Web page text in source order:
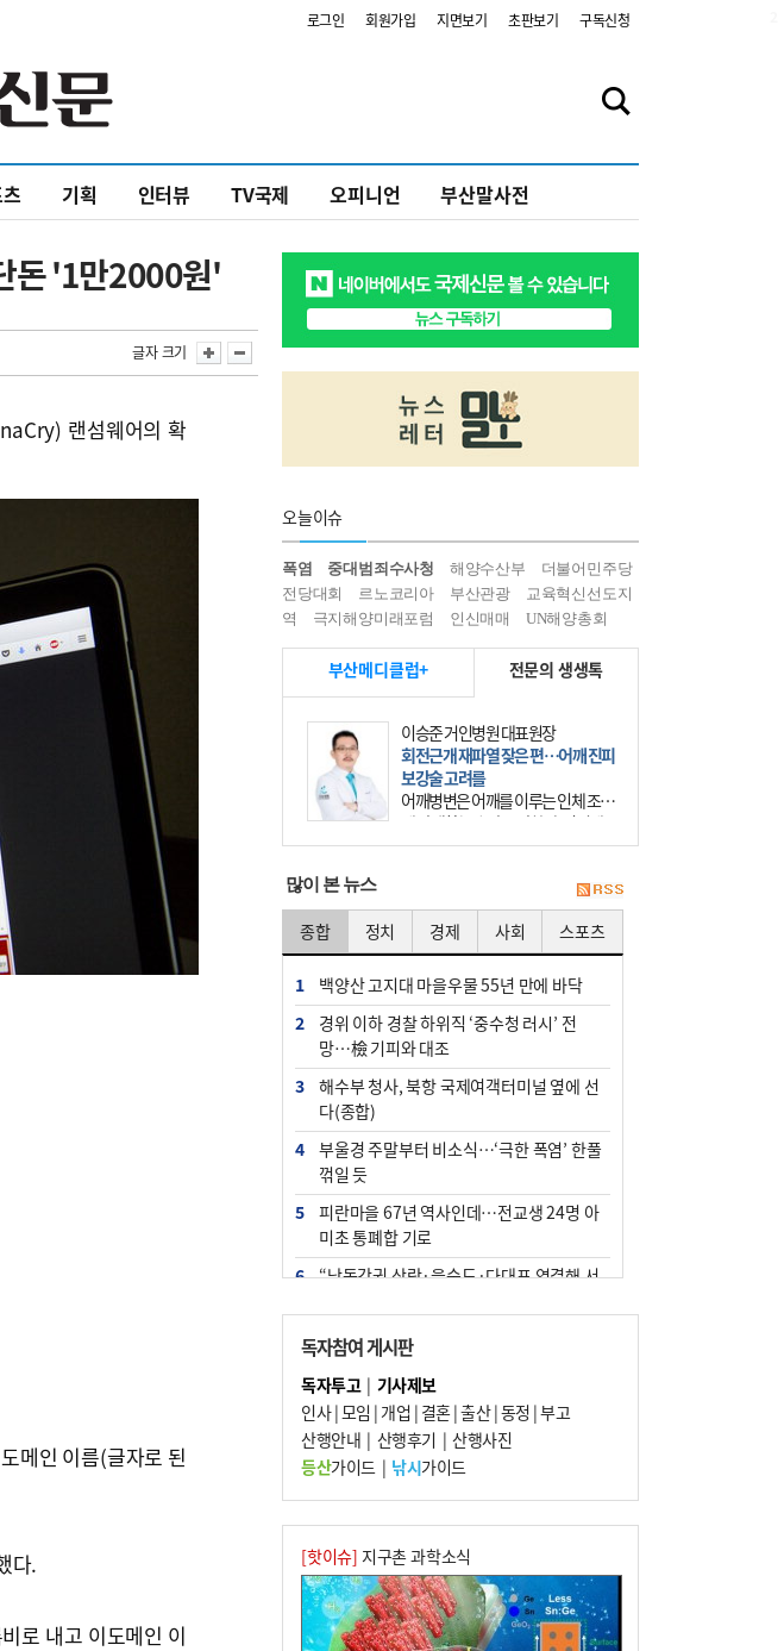
로그인 회원가입 지면보기 초판보기 구독신청
기획 인터뷰 TV국제 오피니언 부산말사전
돈 '1만2000원'
글자 크기
랜섬웨어의 확
메인 이름(글자로 된
다.
로 내고 이도메인 이
오늘이슈
폭염 중대범죄수사청 해양수산부
더불어민주당
전당대회
르노코리아 부산관광
교육혁신선도지
역
극지해양미래포럼 인신매매 UN해양총회
부산메디클럽+ 전문의 생생톡
이승준 거인병원 대표원장
회전근개 재파열 잦은 편…어깨 진피
보강술 고려를
어깨병변은 어깨를 이루는 인체 조직
에 발생하는 손상을 말한다. 여기에
는 오십견과 회전근개 증후군, 어깨
많이 본 뉴스
종합 정치 경제 사회 스포츠
1
백양산 고지대 마을우물 55년 만에 바닥
2
경위 이하 경찰 하위직 ‘중수청 러시’ 전
망…檢 기피와 대조
3
해수부 청사, 북항 국제여객터미널 옆에 선
다(종합)
4
부울경 주말부터 비소식…‘극한 폭염’ 한풀
꺾일 듯
5
피란마을 67년 역사인데…전교생 24명 아
미초 통폐합 기로
6
“낙동강권 삼락·을숙도·다대포 연결해 서
7
오늘의 날씨- 2026년 8월 7일
8
외국인 선원 ‘인신매매 경유지’ 된 부산…
우려가 현실로
9
[사설] 해수부 신청사 북항으로 확정, 해양
수도 도약의 전환점
10 르노 못 타는 부산시장…관용차 규정에 막
힌 지역기업 응원
독자참여 게시판
독자투고| 기사제보
인사|모임 | 개업 | 결혼|출산|동정 |부고
산행안내 | 산행후기 | 산행사진
등산가이드| 낚시가이드
[핫이슈] 지구촌 과학소식